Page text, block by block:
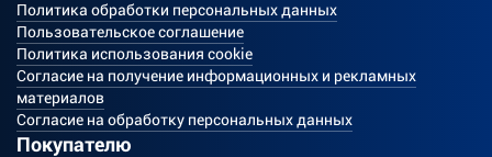
Политика обработки персональных данных
Пользовательское соглашение
Политика использования cookie
Согласие на получение информационных и рекламных
материалов
Согласие на обработку персональных данных
Покупателю